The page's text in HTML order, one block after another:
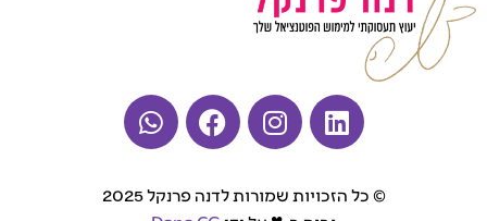
© כל הזכויות שמורות לדנה פרנקל 2025